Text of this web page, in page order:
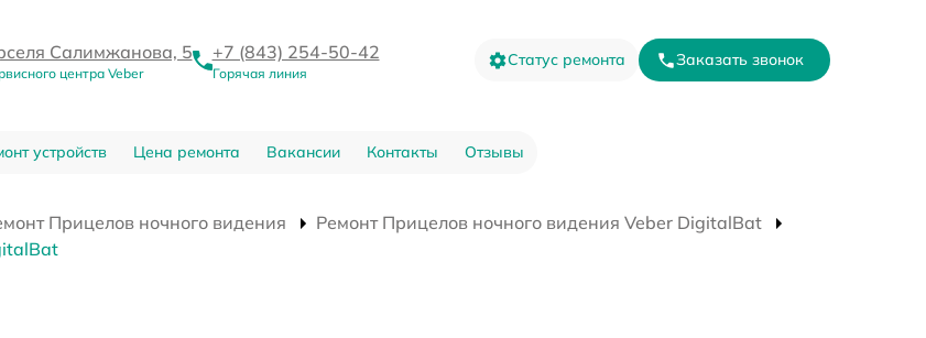
Салимжанова, 5
центра Veber
+7 (843) 254-50-42
Горячая линия
Статус ремонта Заказать звонок
устройств Цена ремонта Вакансии Контакты Отзывы
Прицелов ночного видения
Ремонт Прицелов ночного видения Veber DigitalBat